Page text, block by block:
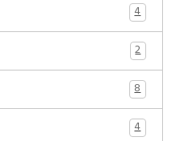
4
2
8
4